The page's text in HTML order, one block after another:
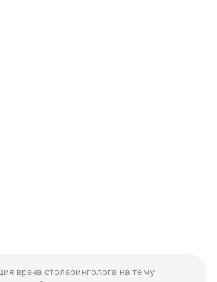
врача отоларинголога на тему